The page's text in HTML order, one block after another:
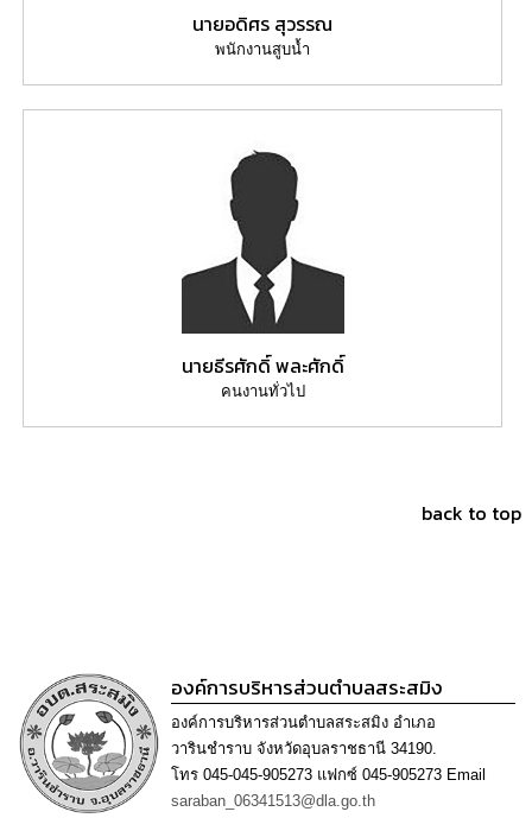
นายอดิศร สุวรรณ
พนักงานสูบน้ำ
นายธีรศักดิ์ พละศักดิ์
คนงานทั่วไป
back to top
องค์การบริหารส่วนตำบลสระสมิง
องค์การบริหารส่วนตำบลสระสมิง อำเภอ
วารินชำราบ จังหวัดอุบลราชธานี 34190.
โทร 045-045-905273 แฟกซ์ 045-905273 Email
saraban_06341513@dla.go.th